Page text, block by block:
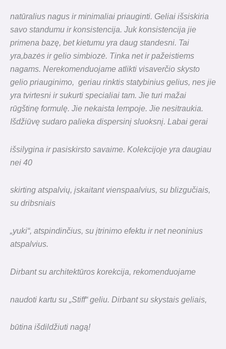
natūralius nagus ir minimaliai priauginti. Geliai išsiskiria
savo standumu ir konsistencija. Juk konsistencija jie
primena bazę, bet kietumu yra daug standesni. Tai
yra,bazės ir gelio simbiozė. Tinka net ir pažeistiems
nagams. Nerekomenduojame atlikti visaverčio skysto
gelio priauginimo, geriau rinktis statybinius gelius, nes jie
yra tvirtesni ir sukurti specialiai tam. Jie turi mažai
rūgštinę formulę. Jie nekaista lempoje. Jie nesitraukia.
Išdžiūvę sudaro palieka dispersinį sluoksnį. Labai gerai
išsilygina ir pasiskirsto savaime. Kolekcijoje yra daugiau
nei 40
skirting atspalvių, įskaitant vienspaalvius, su blizgučiais,
su dribsniais
„yuki“, atspindinčius, su įtrinimo efektu ir net neoninius
atspalvius.
Dirbant su architektūros korekcija, rekomenduojame
naudoti kartu su „Stiff“ geliu. Dirbant su skystais geliais,
būtina išdildžiuti nagą!